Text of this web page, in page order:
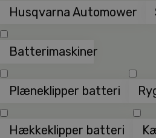
Husqvarna Automower
Batterimaskiner
Plæneklipper batteri
Hækkeklipper batteri